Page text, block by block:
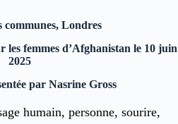
communes, Londres
les femmes d’Afghanistan le 10 juin
2025
par Nasrine Gross